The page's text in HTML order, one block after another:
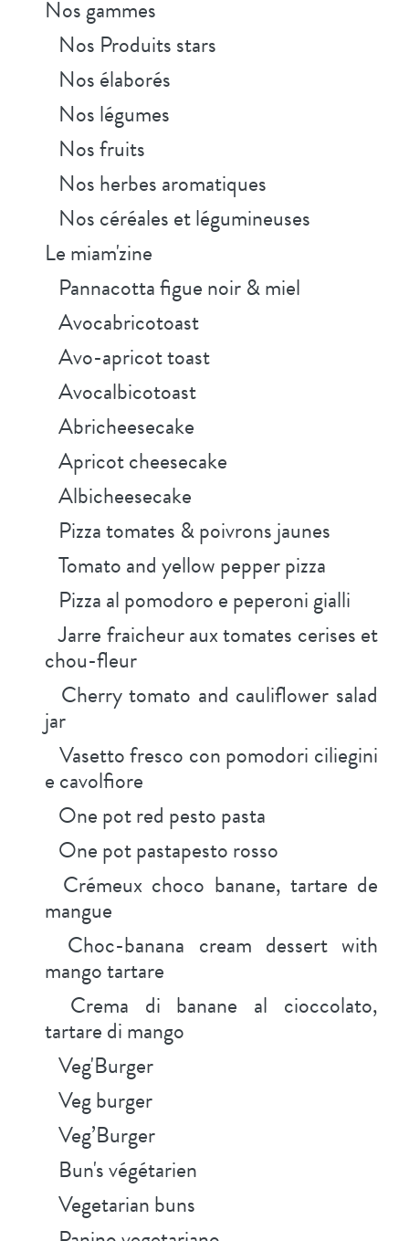
Nos gammes
Nos Produits stars
Nos élaborés
Nos légumes
Nos fruits
Nos herbes aromatiques
Nos céréales et légumineuses
Le miam'zine
Pannacotta figue noir & miel
Avocabricotoast
Avo-apricot toast
Avocalbicotoast
Abricheesecake
Apricot cheesecake
Albicheesecake
Pizza tomates & poivrons jaunes
Tomato and yellow pepper pizza
Pizza al pomodoro e peperoni gialli
Jarre fraicheur aux tomates cerises et
chou-fleur
Cherry tomato and cauliflower salad
jar
Vasetto fresco con pomodori ciliegini
e cavolfiore
One pot red pesto pasta
One pot pastapesto rosso
Crémeux choco banane, tartare de
mangue
Choc-banana cream dessert with
mango tartare
Crema di banane al cioccolato,
tartare di mango
Veg'Burger
Veg burger
Veg’Burger
Bun's végétarien
Vegetarian buns